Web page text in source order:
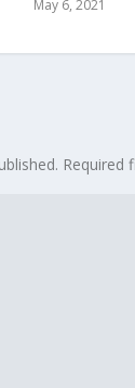
May 6, 2021
Required